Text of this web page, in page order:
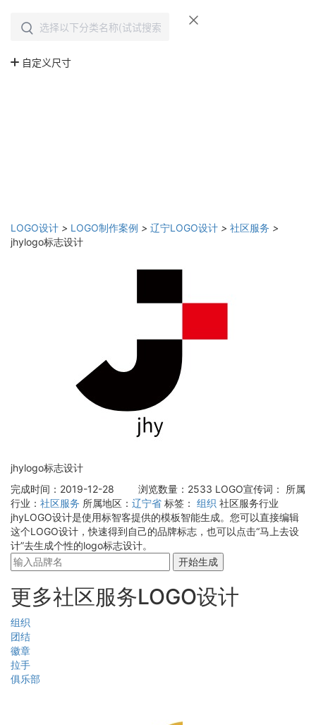
LOGO设计 > LOGO制作案例 > 辽宁LOGO设计 > 社区服务 >
jhylogo标志设计
jhylogo标志设计
完成时间：2019-12-28
浏览数量：2533 LOGO宣传词：
所属
行业： 社区服务 所属地区： 辽宁省 标签： 组织 社区服务行业
jhyLOGO设计是使用标智客提供的模板智能生成。您可以直接编辑
这个LOGO设计，快速得到自己的品牌标志，也可以点击“马上去设
计”去生成个性的logo标志设计。
开始生成
更多社区服务LOGO设计
组织
团结
徽章
拉手
俱乐部